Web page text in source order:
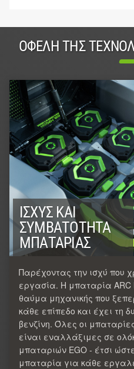
ΟΦΈΛΗ ΤΗΣ
ΙΣΧΎΣ ΚΑΙ
ΣΥΜΒΑΤΌΤΗΤΑ
ΜΠΑΤΑΡΊΑΣ
Παρέχοντας την ισχύ που
εργασία. Η μπαταρία ARC
θαύμα μηχανικής που
κάθε επίπεδο και έχει τη
βενζίνη. Όλες οι
είναι εναλλάξιμες σε
μπαταριών EGO - έτσι
μπαταρία για κάθε